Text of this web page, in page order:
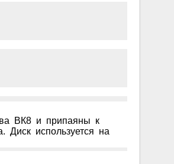
ВК8 и припаяны к
Диск используется на